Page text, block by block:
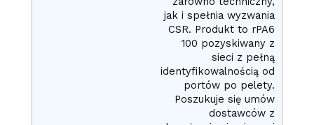
jak i spełnia wyzwania
CSR. Produkt to rPA6
100 pozyskiwany z
sieci z pełną
identyfikowalnością od
portów po pelety.
Poszukuje się umów
dostawców z